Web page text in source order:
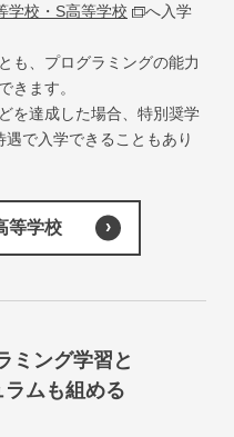
学校・S高等学校
へ入学
も、プログラミングの能力
きます。
を達成した場合、特別奨学
で入学できることもあり
等学校
ミング学習と
ムも組める